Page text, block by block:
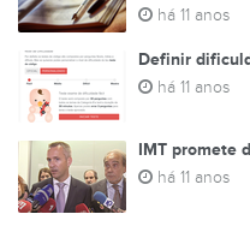
há 11 anos
Definir
há 11 anos
IMT promete
há 11 anos